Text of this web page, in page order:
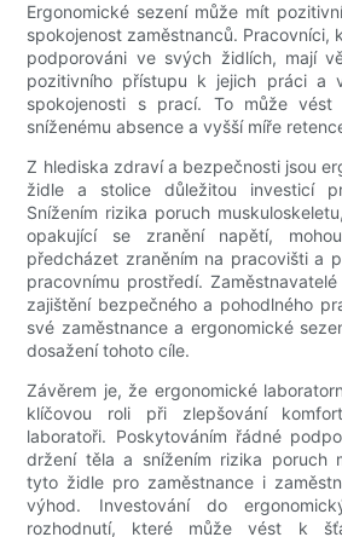
Ergonomické sezení může mít
spokojenost zaměstnanců. Pracovníci,
podporováni ve svých židlích, mají
pozitivního přístupu k jejich práci a
spokojenosti s prací. To může vést
sníženému absence a vyšší míře
Z hlediska zdraví a bezpečnosti jsou
židle a stolice důležitou investicí
Snížením rizika poruch
opakující se zranění napětí,
předcházet zraněním na pracovišti a
pracovnímu prostředí.
zajištění bezpečného a pohodlného
své zaměstnance a ergonomické
dosažení tohoto cíle.
Závěrem je, že ergonomické
klíčovou roli při zlepšování
laboratoři. Poskytováním řádné
držení těla a snížením rizika poruch
tyto židle pro zaměstnance i
výhod. Investování do
rozhodnutí, které může vést k